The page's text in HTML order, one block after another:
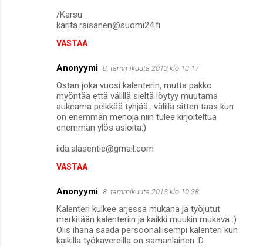
/Karsu
karita.raisanen@suomi24.fi
VASTAA
Anonyymi 8. tammikuuta 2013 klo 10.17
Ostan joka vuosi kalenterin, mutta pakko
myöntää että välillä sieltä löytyy muutama
aukeama pelkkää tyhjää.. välillä sitten taas kun
on enemmän menoja niin tulee kirjoiteltua
enemmän ylös asioita:)
iida.alasentie@gmail.com
VASTAA
Anonyymi 8. tammikuuta 2013 klo 10.38
Kalenteri kulkee arjessa mukana ja työjutut
merkitään kalenteriin ja kaikki muukin mukava :)
Olis ihana saada persoonallisempi kalenteri kun
kaikilla työkavereilla on samanlainen :D